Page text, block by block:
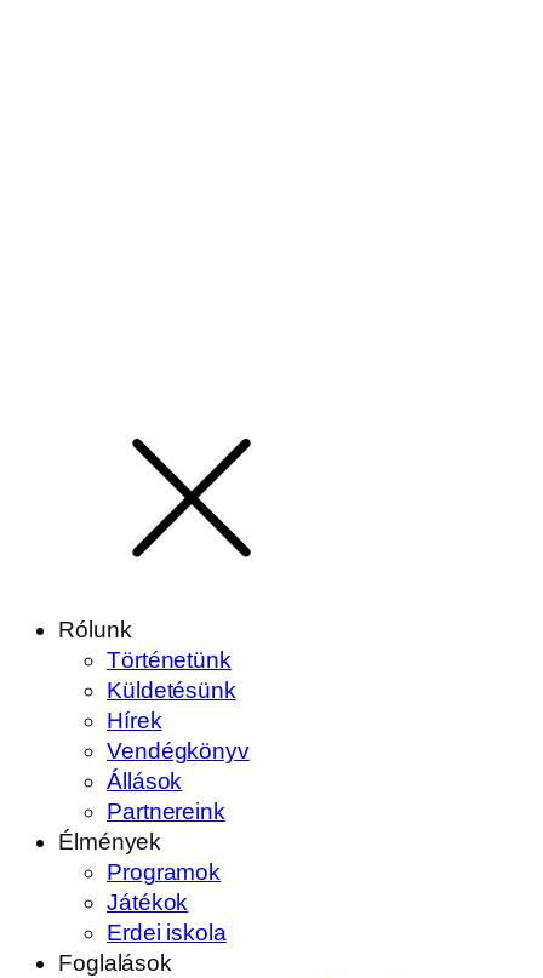
Rólunk
Történetünk
Küldetésünk
Hírek
Vendégkönyv
Állások
Partnereink
Élmények
Programok
Játékok
Erdei iskola
Foglalások